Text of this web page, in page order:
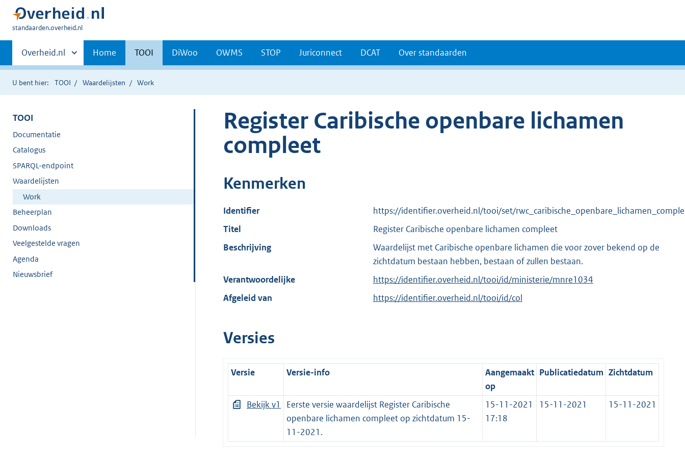
U
hier:
standaarden.overheid.nl
Primaire
navigatie
Andere
sites
binnen
Overheid.nl Home TOOI DiWoo OWMS STOP Juriconnect DCAT Over standaarden
U bent hier: TOOI Waardelijsten Work
TOOI
Documentatie
Catalogus
SPARQL-endpoint
Waardelijsten
Work
Beheerplan
Downloads
Veelgestelde vragen
Agenda
Nieuwsbrief
Register Caribische openbare lichamen
compleet
Kenmerken
Identifier
https://identifier.overheid.nl/tooi/set/
Titel
Register Caribische openbare lichamen compleet
Beschrijving
Waardelijst met Caribische openbare lichamen die voor zover bekend op de
zichtdatum bestaan hebben, bestaan of zullen bestaan.
Verantwoordelijke
https://identifier.overheid.nl/tooi/id/ministerie/mnre1034
Afgeleid van
https://identifier.overheid.nl/tooi/id/col
Versies
Versie Versie-info
Aangemaakt
op
Publicatiedatum Zichtdatum
Bekijk v1
Eerste versie waardelijst Register Caribische
openbare lichamen compleet op zichtdatum 15-
11-2021.
15-11-2021
17:18
15-11-2021 15-11-2021